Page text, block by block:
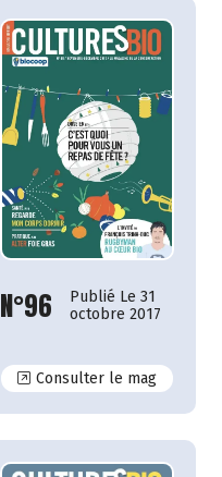
N°96
Publié Le 31
octobre 2017
Consulter le magN°96